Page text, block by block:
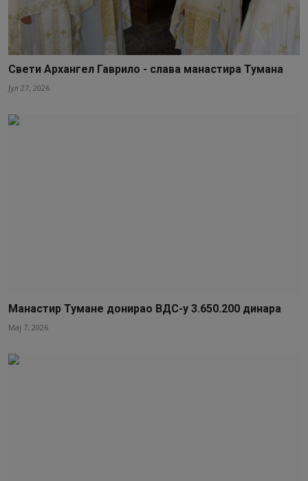
Свети Архангел Гаврило - слава манастира Тумана
Јул 27, 2026
Манастир Тумане донирао ВДС-у 3.650.200 динара
Мај 7, 2026